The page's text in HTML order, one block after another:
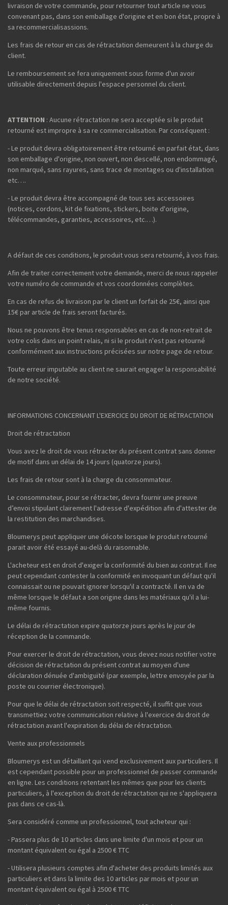
livraison de votre commande, pour retourner tout article ne vous
convenant pas, dans son emballage d'origine et en bon état, propre à
sa recommercialisassions.
Les frais de retour en cas de rétractation demeurent à la charge du
client.
Le remboursement se fera uniquement sous forme d'un avoir
utilisable directement depuis l'espace personnel du client.
ATTENTION : Aucune rétractation ne sera acceptée si le produit
retourné est impropre à sa re commercialisation. Par conséquent :
- Le produit devra obligatoirement être retourné en parfait état, dans
son emballage d'origine, non ouvert, non descellé, non endommagé,
non marqué, sans rayures, sans trace de montages ou d'installation
etc….
- Le produit devra être accompagné de tous ses accessoires
(notices, cordons, kit de fixations, stickers, boite d'origine,
télécommandes, garanties, accessoires, etc.…).
A défaut de ces conditions, le produit vous sera retourné, à vos frais.
Afin de traiter correctement votre demande, merci de nous rappeler
votre numéro de commande et vos coordonnées complètes.
En cas de refus de livraison par le client un forfait de 25€, ainsi que
15€ par article de frais seront facturés.
Nous ne pouvons être tenus responsables en cas de non-retrait de
votre colis dans un point relais, ni si le produit n'est pas retourné
conformément aux instructions précisées sur notre page de retour.
Toute erreur imputable au client ne saurait engager la responsabilité
de notre société.
INFORMATIONS CONCERNANT L'EXERCICE DU DROIT DE RÉTRACTATION
Droit de rétractation
Vous avez le droit de vous rétracter du présent contrat sans donner
de motif dans un délai de 14 jours (quatorze jours).
Les frais de retour sont à la charge du consommateur.
Le consommateur, pour se rétracter, devra fournir une preuve
d’envoi stipulant clairement l'adresse d'expédition afin d'attester de
la restitution des marchandises.
Bloumerys peut appliquer une décote lorsque le produit retourné
parait avoir été essayé au-delà du raisonnable.
L'acheteur est en droit d'exiger la conformité du bien au contrat. Il ne
peut cependant contester la conformité en invoquant un défaut qu'il
connaissait ou ne pouvait ignorer lorsqu'il a contracté. Il en va de
même lorsque le défaut a son origine dans les matériaux qu'il a lui-
même fournis.
Le délai de rétractation expire quatorze jours après le jour de
réception de la commande.
Pour exercer le droit de rétractation, vous devez nous notifier votre
décision de rétractation du présent contrat au moyen d'une
déclaration dénuée d'ambiguïté (par exemple, lettre envoyée par la
poste ou courrier électronique).
Pour que le délai de rétractation soit respecté, il suffit que vous
transmettiez votre communication relative à l'exercice du droit de
rétractation avant l'expiration du délai de rétractation.
Vente aux professionnels
Bloumerys est un détaillant qui vend exclusivement aux particuliers. Il
est cependant possible pour un professionnel de passer commande
en ligne. Les conditions retentant les mêmes que pour les clients
particuliers, à l'exception du droit de rétractation qui ne s'appliquera
pas dans ce cas-là.
Sera considéré comme un professionnel, tout acheteur qui :
- Passera plus de 10 articles dans une limite d'un mois et pour un
montant équivalent ou égal a 2500 € TTC
- Utilisera plusieurs comptes afin d'acheter des produits limités aux
particuliers et dans la limite des 10 articles par mois et pour un
montant équivalent ou égal à 2500 € TTC